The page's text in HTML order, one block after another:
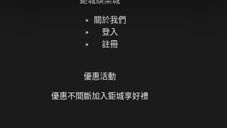
關於我們
登入
註冊
優惠活動
優惠不間斷加入鉅城享好禮